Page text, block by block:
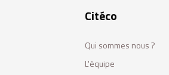
Citéco
Qui sommes nous ?
L'équipe